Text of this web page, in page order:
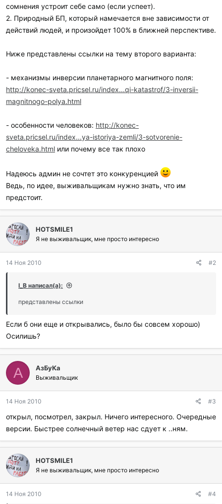
сомнения устроит себе само (если успеет).
2. Природный БП, который намечается вне зависимости от
действий людей, и произойдет 100% в ближней перспективе.
Ниже представлены ссылки на тему второго варианта:
- механизмы инверсии планетарного магнитного поля:
http://konec-sveta.pricsel.ru/index...qi-katastrof/3-inversii-
magnitnogo-polya.html
- особенности человеков: http://konec-
sveta.pricsel.ru/index...ya-istoriya-zemli/3-sotvorenie-
cheloveka.html или почему все так плохо
Надеюсь админ не сочтет это конкуренцией
Ведь, по идее, выживальщикам нужно знать, что им
предстоит.
HOTSMILE1
Я не выживальщик, мне просто интересно
14 Ноя 2010 #2
I_B написал(а):
представлены ссылки
Если б они еще и открывались, было бы совсем хорошо)
Осилишь?
А АзБуКа
Выживальщик
14 Ноя 2010 #3
открыл, посмотрел, закрыл. Ничего интересного. Очередные
версии. Быстрее солнечный ветер нас сдует к ..ням.
HOTSMILE1
Я не выживальщик, мне просто интересно
14 Ноя 2010 #4